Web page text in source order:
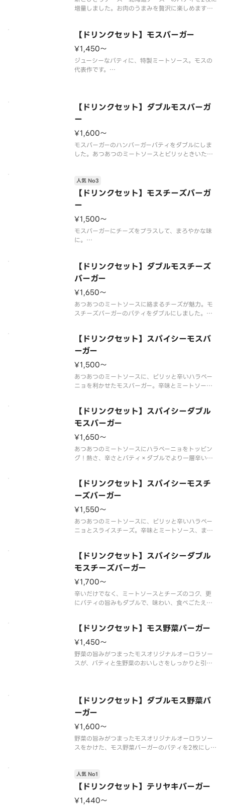
増量しました。お肉のうまみを贅沢に楽しめます。
チーズは95％です。
※チーズは工場で加熱加工をしています。
※一部店舗
【ドリンクセット】モスバーガー
¥1,450〜
ジューシーなパティに、特製ミートソース。モスの
代表作です。
なる場合があります。
【ドリンクセット】ダブルモスバーガ
ー
¥1,600〜
モスバーガーのハンバーガーパティをダブルにしま
した。あつあつのミートソースとピリッときいた玉
期間内に販売を終了する場合がございます。※食材
の増減量・不使用等のご要望には
【ドリンクセット】モスチーズバーガ
ー
人気 No3
¥1,500〜
モスバーガーにチーズをプラスして、まろやかな味
に。
※店舗によっては使用食材や野菜のカット方法が異
なる場合があります。
【ドリンクセット】ダブルモスチーズ
バーガー
¥1,650〜
あつあつのミートソースに絡まるチーズが魅力。モ
スチーズバーガーのパティをダブルにしました。※
ございます。※食材の増減量・不使用等のご要望に
はお応えいたしかねます。※商品
【ドリンクセット】スパイシーモスバ
ーガー
¥1,500〜
あつあつのミートソースに、ピリッと辛いハラペー
ニョを利かせたモスバーガー。辛味とミートソース
さまなど、辛いものが苦手な方はご注意ください。
※食材の増減量・不使用等のご要望にはお応えいた
【ドリンクセット】スパイシーダブル
モスバーガー
¥1,650〜
あつあつのミートソースにハラペーニョをトッピン
グ！熱さ、辛さとパティ×ダブルでより一層辛い旨
は、期間内に販売を終了する場合がございます。※
食材の増減量・不使用等のご要望
【ドリンクセット】スパイシーモスチ
ーズバーガー
¥1,550〜
あつあつのミートソースに、ピリッと辛いハラペー
ニョとスライスチーズ。辛味とミートソース、まろ
さまなど、辛いものが苦手な方はご注意ください。
※食材の増減量・不使用等のご要望に
【ドリンクセット】スパイシーダブル
モスチーズバーガー
¥1,700〜
辛いだけでなく、ミートソースとチーズのコク、更
にパティの旨みもダブルで、味わい、食べごたえ、
っては、期間内に販売を終了する場合がございま
す。※食材の増減量・不使用等のご
【ドリンクセット】モス野菜バーガー
¥1,450〜
野菜の旨みがつまったモスオリジナルオーロラソー
スが、パティと生野菜のおいしさをしっかりと引き
※食材の増減量・不使用等のご要望にはお応えいた
しかねます。
【ドリンクセット】ダブルモス野菜バ
ーガー
¥1,600〜
野菜の旨みがつまったモスオリジナルオーロラソー
スをかけた、モス野菜バーガーのパティを2枚にしま
ます。※店舗によっては、期間内に販売を終了する
場合がございます。※食材の増減
【ドリンクセット】テリヤキバーガー
人気 No1
¥1,440〜